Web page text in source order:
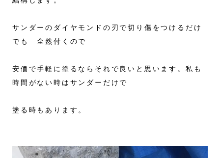
サンダーのダイヤモンドの刃で切り傷をつけるだけ
でも 全然付くので
安価で手軽に塗るならそれで良いと思います。私も
時間がない時はサンダーだけで
塗る時もあります。